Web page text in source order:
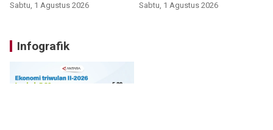
Sabtu, 1 Agustus 2026 Sabtu, 1 Agustus 2026
Infografik